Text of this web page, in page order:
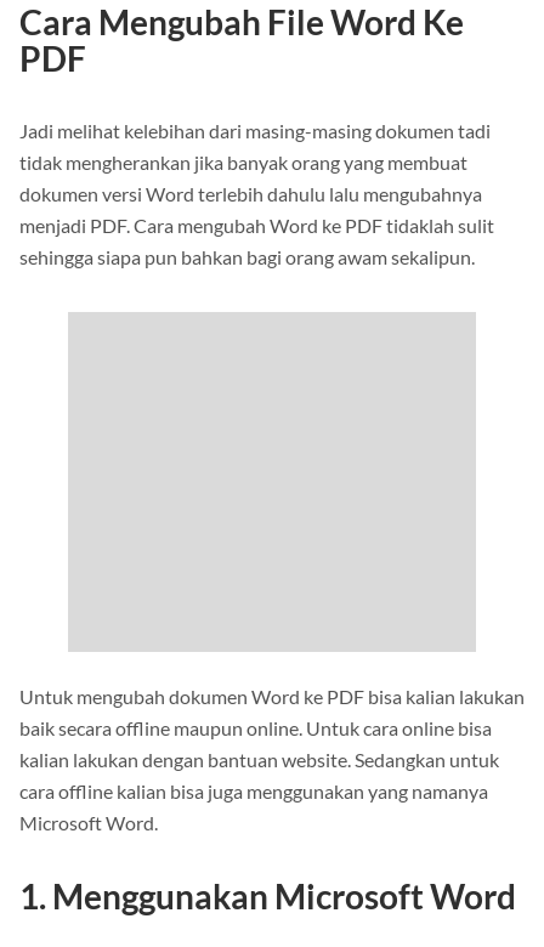
Cara Mengubah File Word Ke
PDF
Jadi melihat kelebihan dari masing-masing dokumen tadi
tidak mengherankan jika banyak orang yang membuat
dokumen versi Word terlebih dahulu lalu mengubahnya
menjadi PDF. Cara mengubah Word ke PDF tidaklah sulit
sehingga siapa pun bahkan bagi orang awam sekalipun.
Untuk mengubah dokumen Word ke PDF bisa kalian lakukan
baik secara offline maupun online. Untuk cara online bisa
kalian lakukan dengan bantuan website. Sedangkan untuk
cara offline kalian bisa juga menggunakan yang namanya
Microsoft Word.
1. Menggunakan Microsoft Word